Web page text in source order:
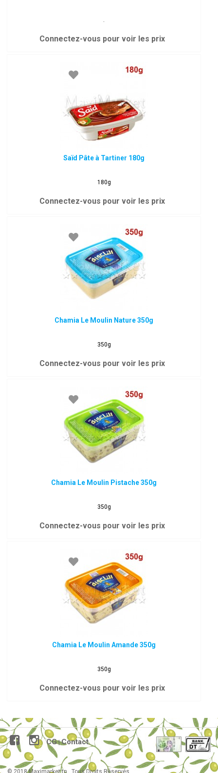
.
Connectez-vous pour voir les prix
Saïd Pâte à Tartiner 180g
180g
Connectez-vous pour voir les prix
Chamia Le Moulin Nature 350g
350g
Connectez-vous pour voir les prix
Chamia Le Moulin Pistache 350g
350g
Connectez-vous pour voir les prix
Chamia Le Moulin Amande 350g
350g
Connectez-vous pour voir les prix
CG|Contact
© 2018 Maximarket.tn . Tous Droits Réservés.